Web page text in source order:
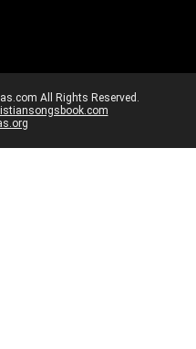
All Rights Reserved.